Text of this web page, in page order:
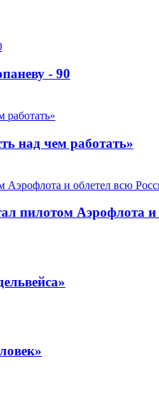
- 90
над чем работать»
пилотом Аэрофлота